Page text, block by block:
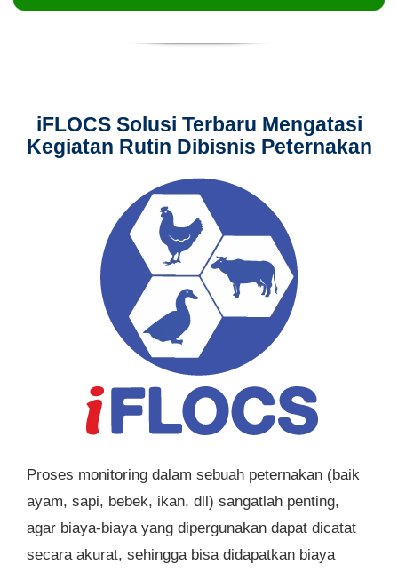
iFLOCS Solusi Terbaru Mengatasi
Kegiatan Rutin Dibisnis Peternakan
Proses monitoring dalam sebuah peternakan (baik
ayam, sapi, bebek, ikan, dll) sangatlah penting,
agar biaya-biaya yang dipergunakan dapat dicatat
secara akurat, sehingga bisa didapatkan biaya